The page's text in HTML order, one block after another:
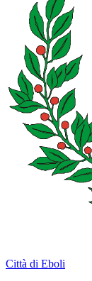
Città di Eboli